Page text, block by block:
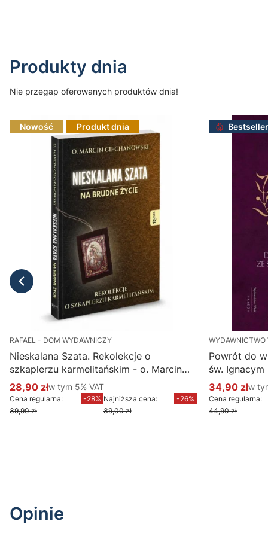
Produkty dnia
Nie przegap oferowanych produktów dnia!
Nowość Produkt dnia
RAFAEL - DOM WYDAWNICZY
Nieskalana Szata. Rekolekcje o
szkaplerzu karmelitańskim - o. Marcin
Ciechanowski
Cena promocyjna brutto
28,90 złw tym %s VAT
w tym 5% VAT
Cena regularna:
39,90 zł
-28% Najniższa cena:
39,00 zł
-26%
Bestseller
WYDAWNICTWO
Powrót do
św. Ignacym
Cena
34,90 złw
w
Cena regularna:
44,90 zł
Opinie